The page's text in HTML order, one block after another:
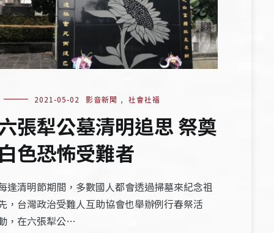
2021-05-02 影音新聞 , 社會社福
張犁公墓清明追思 祭奠
色恐怖受難者
逢清明節期間，多數國人都會透過掃墓來紀念祖
，台灣政治受難人互助協會也舉辦例行春祭活
，在六張犁公…